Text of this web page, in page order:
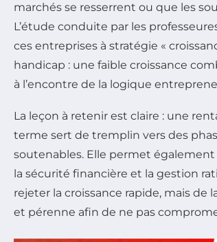
marchés se resserrent ou que les
L’étude conduite par les
ces entreprises à stratégie «
handicap : une faible croissance
à l’encontre de la logique
La leçon à retenir est claire : une
terme sert de tremplin vers des
soutenables. Elle permet
la sécurité financière et la gestion
rejeter la croissance rapide, mais de
et pérenne afin de ne pas